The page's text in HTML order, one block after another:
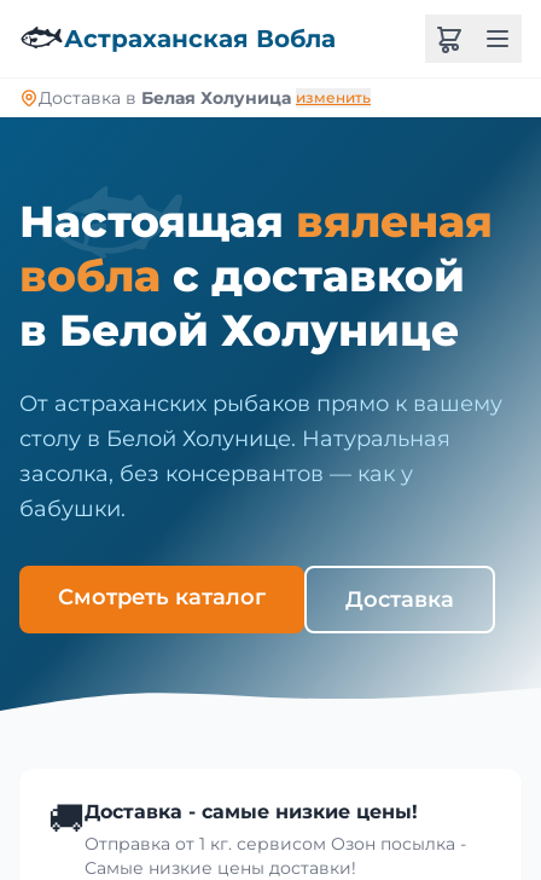
🐟Астраханская Вобла
Доставка в Белая Холуница изменить
🐟
Настоящая вяленая
вобла с доставкой
в Белой Холунице
От астраханских рыбаков прямо к вашему
столу в Белой Холунице. Натуральная
засолка, без консервантов — как у
бабушки.
Смотреть каталог Доставка
🚚Доставка - самые низкие цены!
Отправка от 1 кг. сервисом Озон посылка -
Самые низкие цены доставки!